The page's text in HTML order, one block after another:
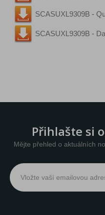
SCASUXL9309B -
SCASUXL9309B -
Přihlašte si
Mějte přehled o aktuálních